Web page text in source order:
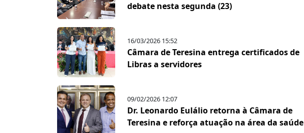
debate nesta segunda (23)
16/03/2026 15:52
Câmara de Teresina entrega certificados de
Libras a servidores
09/02/2026 12:07
Dr. Leonardo Eulálio retorna à Câmara de
Teresina e reforça atuação na área da saúde